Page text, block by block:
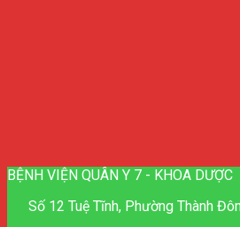
BỆNH VIỆN QUÂN Y 7 - KHOA DƯỢC
Số 12 Tuệ Tĩnh, Phường Thành